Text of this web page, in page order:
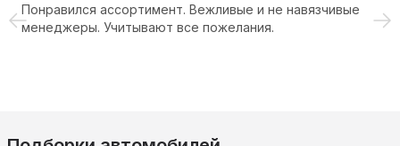
Понравился ассортимент. Вежливые и не навязчивые
менеджеры. Учитывают все пожелания.